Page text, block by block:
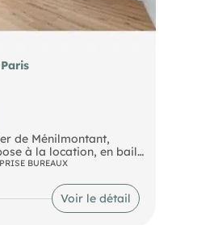
de Ménilmontant,
à la location, en bail
de 188 m²
volumes, d'une belle
magnifique terrasse
entre autres à
BUREAUX
Voir le détail